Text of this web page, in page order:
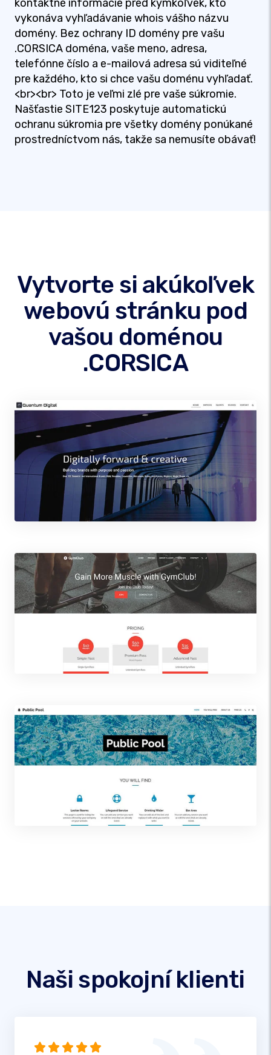
kontaktné informácie pred kýmkoľvek, kto
vykonáva vyhľadávanie whois vášho názvu
domény. Bez ochrany ID domény pre vašu
.CORSICA doména, vaše meno, adresa,
telefónne číslo a e-mailová adresa sú viditeľné
pre každého, kto si chce vašu doménu vyhľadať.
<br><br> Toto je veľmi zlé pre vaše súkromie.
Našťastie SITE123 poskytuje automatickú
ochranu súkromia pre všetky domény ponúkané
prostredníctvom nás, takže sa nemusíte obávať!
Vytvorte si akúkoľvek
webovú stránku pod
vašou doménou
.CORSICA
Naši spokojní klienti